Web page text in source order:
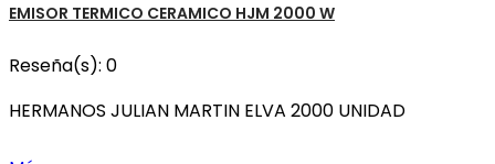
EMISOR TERMICO CERAMICO HJM 2000 W
Reseña(s): 0
HERMANOS JULIAN MARTIN ELVA 2000 UNIDAD